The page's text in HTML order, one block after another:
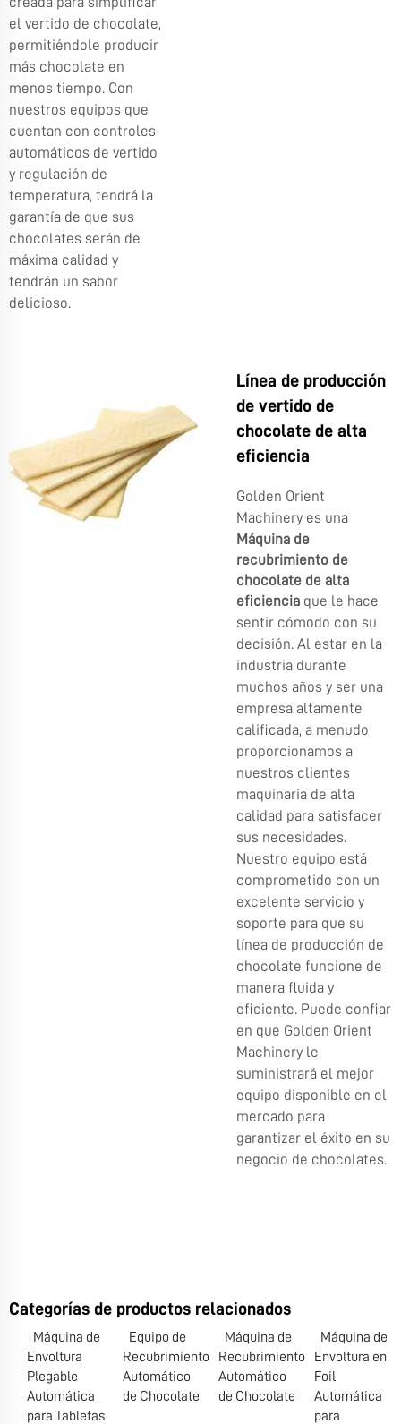
el vertido de chocolate,
permitiéndole producir
más chocolate en
menos tiempo. Con
nuestros equipos que
cuentan con controles
automáticos de vertido
y regulación de
temperatura, tendrá la
garantía de que sus
chocolates serán de
máxima calidad y
tendrán un sabor
delicioso.
Línea de producción
de vertido de
chocolate de alta
eficiencia
Golden Orient
Machinery es una
Máquina de
recubrimiento de
chocolate de alta
eficiencia que le hace
sentir cómodo con su
decisión. Al estar en la
industria durante
muchos años y ser una
empresa altamente
calificada, a menudo
proporcionamos a
nuestros clientes
maquinaria de alta
calidad para satisfacer
sus necesidades.
Nuestro equipo está
comprometido con un
excelente servicio y
soporte para que su
línea de producción de
chocolate funcione de
manera fluida y
eficiente. Puede confiar
en que Golden Orient
Machinery le
suministrará el mejor
equipo disponible en el
mercado para
garantizar el éxito en su
negocio de chocolates.
Categorías de productos relacionados
Máquina de
Envoltura
Plegable
Automática
para Tabletas
Equipo de
Recubrimiento
Automático
de Chocolate
Máquina de
Recubrimiento
Automático
de Chocolate
Máquina de
Envoltura en
Foil
Automática
para